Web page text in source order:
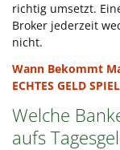
richtig umsetzt.
Broker jederzeit
nicht.
Wann Bekommt
ECHTES GELD
Welche
aufs